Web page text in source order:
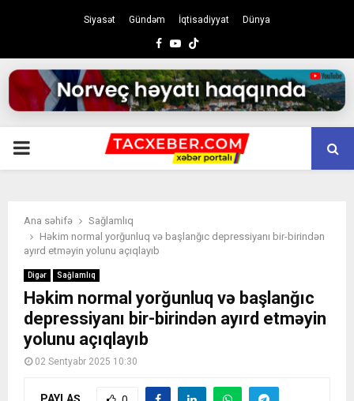
Siyasət Gündəm İqtisadiyyat Dünya
Facebook
Youtube
PRIMARY
Ana səhifə
Sağlamlıq
Həkim normal yorğunluq və başlanğıc depressiyanı bir-birindən
ayırd etməyin yolunu açıqlayıb
Digər Sağlamlıq
Həkim normal yorğunluq və başlanğıc
depressiyanı bir-birindən ayırd etməyin
yolunu açıqlayıb
02 Sentyabr 2025 10:30
PAYLAŞ